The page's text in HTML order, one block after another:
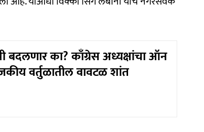
बदलणार का? काँग्रेस अध्यक्षांचा ऑन
वर्तुळातील वावटळ शांत